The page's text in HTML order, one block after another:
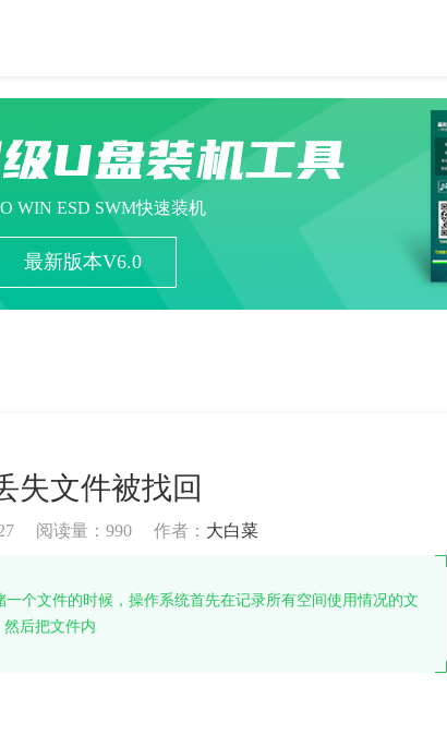
U盘装机工具
WIN ESD SWM快速装机
最新版本V6.0
失文件被找回
阅读量： 990 作者： 大白菜
个文件的时候，操作系统首先在记录所有空间使用情况的文
后把文件内